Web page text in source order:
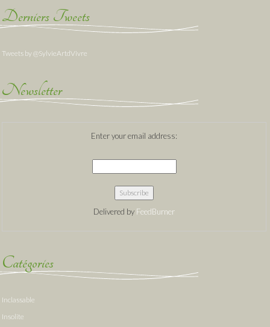
Derniers Tweets
Tweets by @SylvieArtdVivre
Newsletter
Enter your email address:
Delivered by FeedBurner
Catégories
Inclassable
Insolite